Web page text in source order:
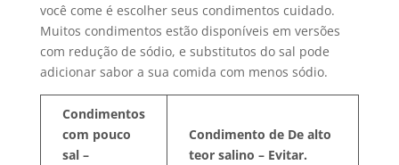
você come é escolher seus condimentos cuidado.
Muitos condimentos estão disponíveis em versões
com redução de sódio, e substitutos do sal pode
adicionar sabor a sua comida com menos sódio.
Condimentos
com pouco
sal –
Condimento de De alto
teor salino – Evitar.